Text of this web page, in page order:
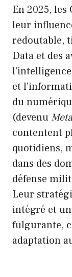
En 2025, les
leur
redoutable,
Data et des
et
du
(devenu Meta
contentent
quotidiens,
dans des
défense
Leur
intégré et
fulgurante,
adaptation